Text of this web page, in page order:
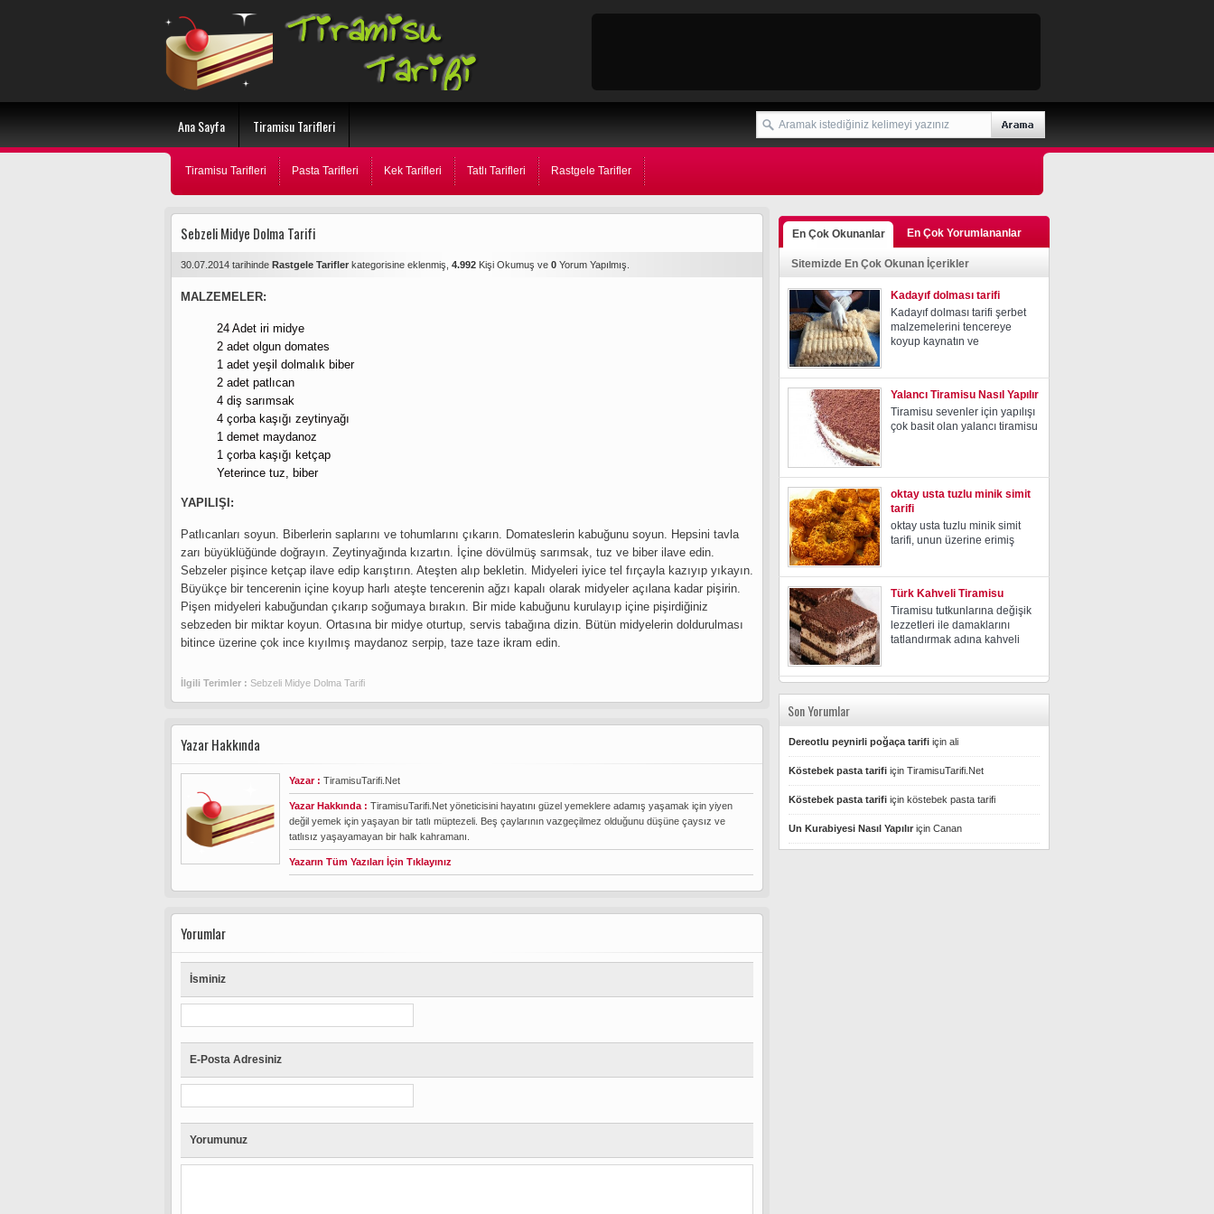
Ana Sayfa Tiramisu Tarifleri
Tiramisu Tarifleri Pasta Tarifleri Kek Tarifleri Tatlı Tarifleri Rastgele Tarifler
Sebzeli Midye Dolma Tarifi
30.07.2014 tarihinde Rastgele Tarifler kategorisine eklenmiş, 4.992 Kişi Okumuş ve 0 Yorum Yapılmış.
MALZEMELER:
24 Adet iri midye
2 adet olgun domates
1 adet yeşil dolmalık biber
2 adet patlıcan
4 diş sarımsak
4 çorba kaşığı zeytinyağı
1 demet maydanoz
1 çorba kaşığı ketçap
Yeterince tuz, biber
YAPILIŞI:
Patlıcanları soyun. Biberlerin saplarını ve tohumlarını çıkarın. Domateslerin kabuğunu soyun. Hepsini tavla
zarı büyüklüğünde doğrayın. Zeytinyağında kızartın. İçine dövülmüş sarımsak, tuz ve biber ilave edin.
Sebzeler pişince ketçap ilave edip karıştırın. Ateşten alıp bekletin. Midyeleri iyice tel fırçayla kazıyıp yıkayın.
Büyükçe bir tencerenin içine koyup harlı ateşte tencerenin ağzı kapalı olarak midyeler açılana kadar pişirin.
Pişen midyeleri kabuğundan çıkarıp soğumaya bırakın. Bir mide kabuğunu kurulayıp içine pişirdiğiniz
sebzeden bir miktar koyun. Ortasına bir midye oturtup, servis tabağına dizin. Bütün midyelerin doldurulması
bitince üzerine çok ince kıyılmış maydanoz serpip, taze taze ikram edin.
İlgili Terimler : Sebzeli Midye Dolma Tarifi
Yazar Hakkında
Yazar : TiramisuTarifi.Net
Yazar Hakkında : TiramisuTarifi.Net yöneticisini hayatını güzel yemeklere adamış yaşamak için yiyen
değil yemek için yaşayan bir tatlı müptezeli. Beş çaylarının vazgeçilmez olduğunu düşüne çaysız ve
tatlısız yaşayamayan bir halk kahramanı.
Yazarın Tüm Yazıları İçin Tıklayınız
Yorumlar
İsminiz
E-Posta Adresiniz
Yorumunuz
En Çok Okunanlar En Çok Yorumlananlar
Sitemizde En Çok Okunan İçerikler
Kadayıf dolması tarifi
Kadayıf dolması tarifi şerbet
malzemelerini tencereye
koyup kaynatın ve
Yalancı Tiramisu Nasıl Yapılır
Tiramisu sevenler için yapılışı
çok basit olan yalancı tiramisu
oktay usta tuzlu minik simit
tarifi
oktay usta tuzlu minik simit
tarifi, unun üzerine erimiş
Türk Kahveli Tiramisu
Tiramisu tutkunlarına değişik
lezzetleri ile damaklarını
tatlandırmak adına kahveli
Son Yorumlar
Dereotlu peynirli poğaça tarifi için ali
Köstebek pasta tarifi için TiramisuTarifi.Net
Köstebek pasta tarifi için köstebek pasta tarifi
Un Kurabiyesi Nasıl Yapılır için Canan